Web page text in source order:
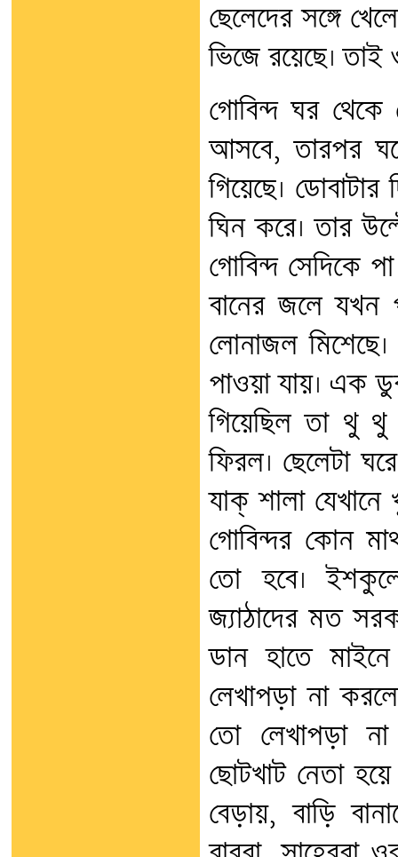
ছেলেদের সঙ্গে
ভিজে রয়েছে।
গোবিন্দ ঘর থেকে
আসবে, তারপর
গিয়েছে।
ঘিন করে। তার
গোবিন্দ সেদিকে
বানের জলে যখন
লোনাজল
পাওয়া যায়। এক
গিয়েছিল তা থু
ফিরল। ছেলেটা
যাক্‌ শালা
গোবিন্দর কোন
তো হবে।
জ্যাঠাদের মত
ডান হাতে
লেখাপড়া না
তো লেখাপড়া না
ছোটখাট নেতা
বেড়ায়, বাড়ি